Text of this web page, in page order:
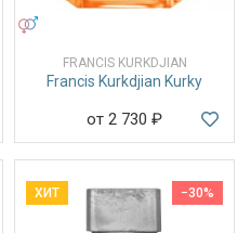
FRANCIS KURKDJIAN
Francis Kurkdjian Kurky
от 2 730 ₽
−30%
ХИТ